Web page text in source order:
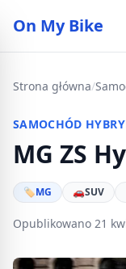
On My Bike
Strona główna/
SAMOCHÓD
MG ZS
🏷MG 🚗SUV
Opublikowano 21